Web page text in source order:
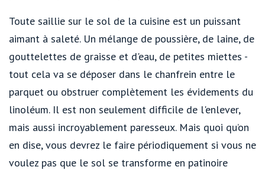
Toute saillie sur le sol de la cuisine est un puissant
aimant à saleté. Un mélange de poussière, de laine, de
gouttelettes de graisse et d'eau, de petites miettes -
tout cela va se déposer dans le chanfrein entre le
parquet ou obstruer complètement les évidements du
linoléum. Il est non seulement difficile de l'enlever,
mais aussi incroyablement paresseux. Mais quoi qu’on
en dise, vous devrez le faire périodiquement si vous ne
voulez pas que le sol se transforme en patinoire